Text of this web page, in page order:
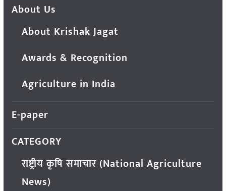
About Us
About Krishak Jagat
Awards & Recognition
Agriculture in India
E-paper
CATEGORY
राष्ट्रीय कृषि समाचार (National Agriculture
News)